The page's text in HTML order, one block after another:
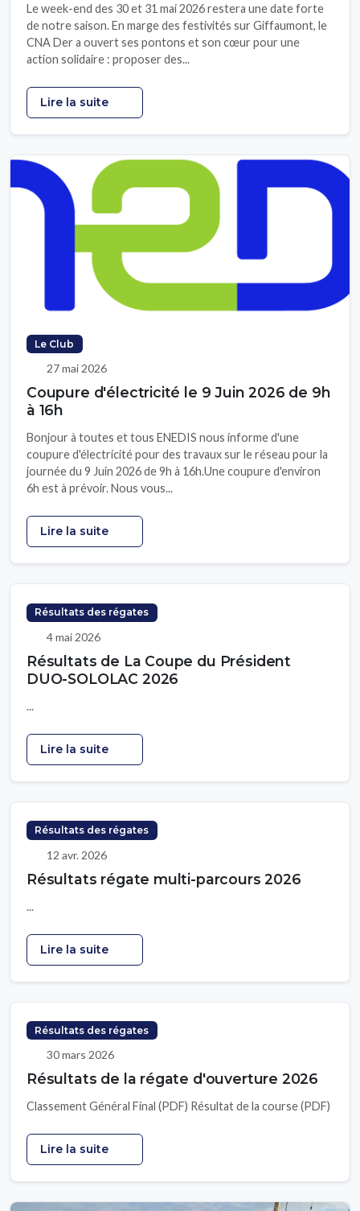
Le week-end des 30 et 31 mai 2026 restera une date forte
de notre saison. En marge des festivités sur Giffaumont, le
CNA Der a ouvert ses pontons et son cœur pour une
action solidaire : proposer des...
Lire la suite
Le Club
27 mai 2026
Coupure d'électricité le 9 Juin 2026 de 9h
à 16h
Bonjour à toutes et tous ENEDIS nous informe d'une
coupure d'électricité pour des travaux sur le réseau pour la
journée du 9 Juin 2026 de 9h à 16h.Une coupure d'environ
6h est à prévoir. Nous vous...
Lire la suite
Résultats des régates
4 mai 2026
Résultats de La Coupe du Président
DUO-SOLOLAC 2026
...
Lire la suite
Résultats des régates
12 avr. 2026
Résultats régate multi-parcours 2026
...
Lire la suite
Résultats des régates
30 mars 2026
Résultats de la régate d'ouverture 2026
Classement Général Final (PDF) Résultat de la course (PDF)
Lire la suite